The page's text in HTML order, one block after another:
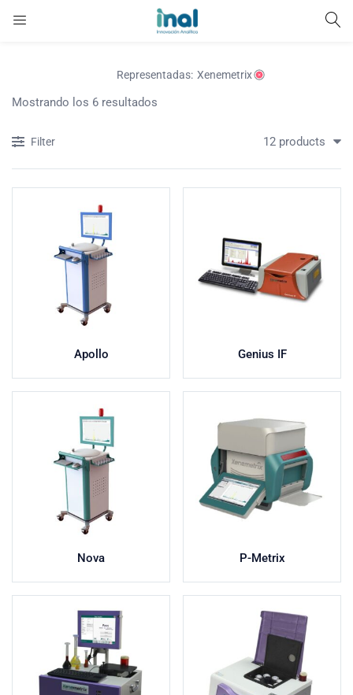
Representadas: Xenemetrix
Mostrando los 6 resultados
Filter 12 products
Apollo Genius IF
Nova P-Metrix